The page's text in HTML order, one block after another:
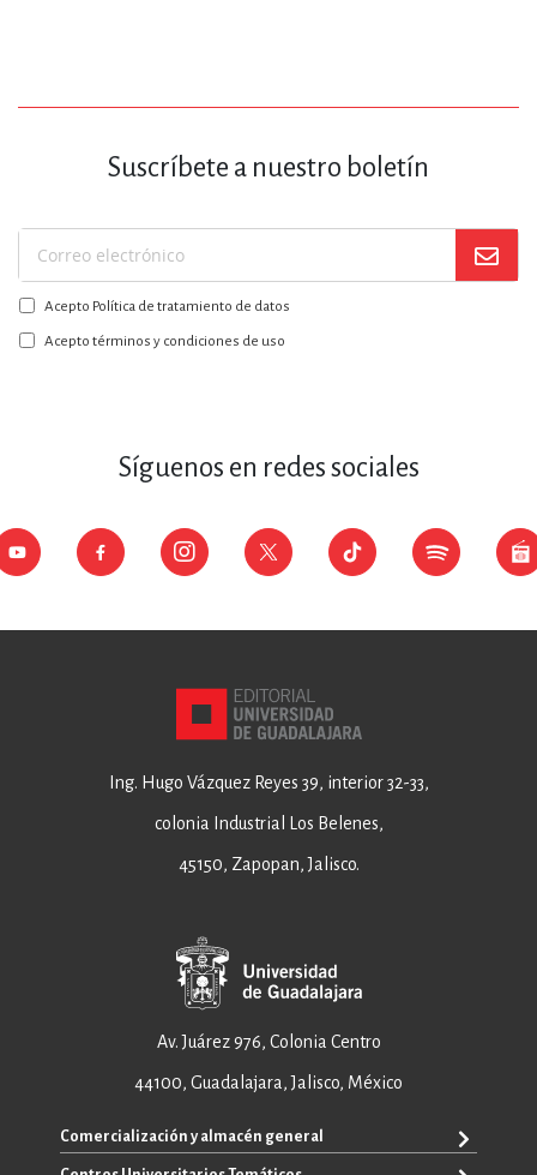
Suscríbete a nuestro boletín
Suscríbase
a
nuestro
boletín:
Acepto Política de tratamiento de datos
Acepto términos y condiciones de uso
Síguenos en redes sociales
Ing. Hugo Vázquez Reyes 39, interior 32-33,
colonia Industrial Los Belenes,
45150, Zapopan, Jalisco.
Av. Juárez 976, Colonia Centro
44100, Guadalajara, Jalisco, México
Comercialización y almacén general